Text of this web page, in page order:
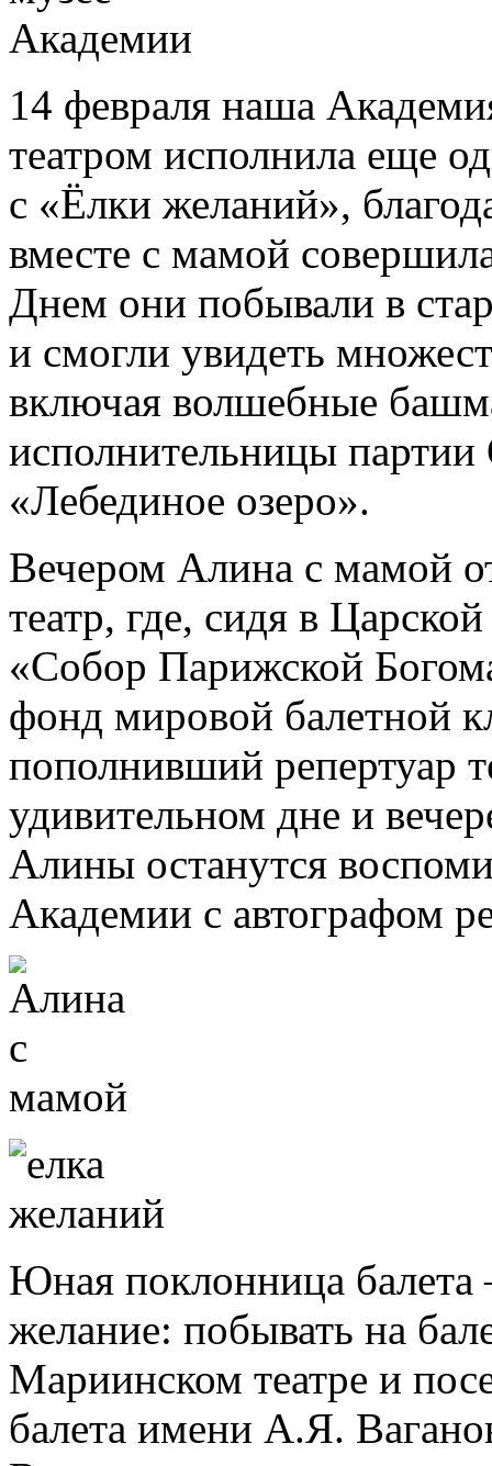
14 февраля наша
театром исполнила еще
с «Ёлки желаний»,
вместе с мамой
Днем они побывали в
и смогли увидеть
включая волшебные
исполнительницы
«Лебединое озеро».
Вечером Алина с мамой
театр, где, сидя в
«Собор Парижской
фонд мировой балетной
пополнивший репертуар
удивительном дне и
Алины останутся
Академии с автографом
Юная поклонница балета
желание: побывать на
Мариинском театре и
балета имени А.Я.